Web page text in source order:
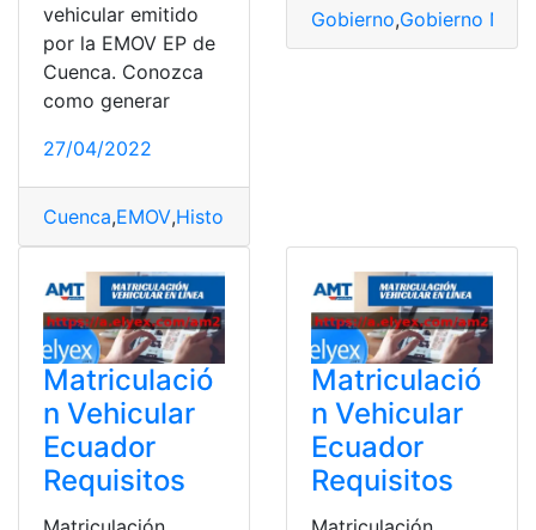
vehicular emitido
por la EMOV EP de
Cuenca. Conozca
como generar
27/04/2022
Cuenca,EMOV,Historial
Gobierno,Gobierno
Matriculació
n Vehicular
Ecuador
Requisitos
Matriculació
n Vehicular
Ecuador
Requisitos